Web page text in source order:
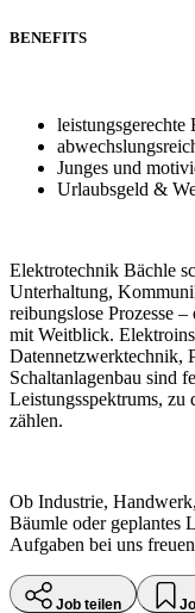
BENEFITS
leistungsgerechte
Junges und
Urlaubsgeld &
Elektrotechnik Bächle
Unterhaltung,
reibungslose Prozesse
mit Weitblick.
Datennetzwerktechnik,
Schaltanlagenbau sind
Leistungsspektrums, zu
zählen.
Ob Industrie,
Bäumle oder geplantes
Aufgaben bei uns
Job teilen